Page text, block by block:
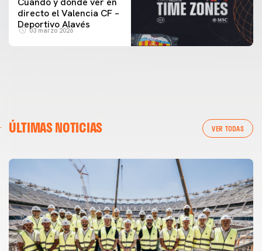
directo el Valencia CF –
Deportivo Alavés
03 marzo 2026
ÚLTIMAS NOTICIAS VER TODAS